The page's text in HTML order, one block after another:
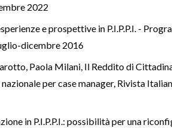
2022
e prospettive in P.I.P.P.I. -
dicembre 2016
Paola Milani, Il Reddito di
per case manager, Rivista
in P.I.P.P.I.: possibilità per una